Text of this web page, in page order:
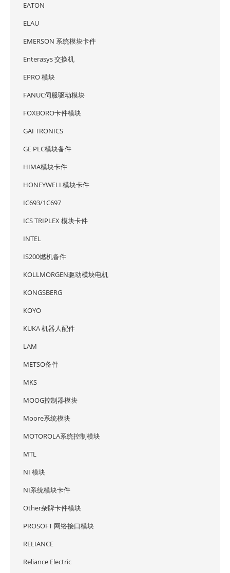
EATON
ELAU
EMERSON 系统模块卡件
Enterasys 交换机
EPRO 模块
FANUC伺服驱动模块
FOXBORO卡件模块
GAI TRONICS
GE PLC模块备件
HIMA模块卡件
HONEYWELL模块卡件
IC693/1C697
ICS TRIPLEX 模块卡件
INTEL
IS200燃机备件
KOLLMORGEN驱动模块电机
KONGSBERG
KOYO
KUKA 机器人配件
LAM
METSO备件
MKS
MOOG控制器模块
Moore系统模块
MOTOROLA系统控制模块
MTL
NI 模块
NI系统模块卡件
Other杂牌卡件模块
PROSOFT 网络接口模块
RELIANCE
Reliance Electric